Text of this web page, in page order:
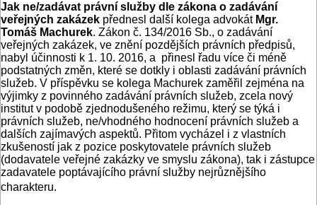
Jak ne/zadávat právní služby dle zákona o zadávání
veřejných zakázek přednesl další kolega advokát Mgr.
Tomáš Machurek. Zákon č. 134/2016 Sb., o zadávání
veřejných zakázek, ve znění pozdějších právních předpisů,
nabyl účinnosti k 1. 10. 2016, a přinesl řadu více či méně
podstatných změn, které se dotkly i oblasti zadávání právních
služeb. V příspěvku se kolega Machurek zaměřil zejména na
výjimky z povinného zadávání právních služeb, zcela nový
institut v podobě zjednodušeného režimu, který se týká i
právních služeb, ne/vhodného hodnocení právních služeb a
dalších zajímavých aspektů. Přitom vycházel i z vlastních
zkušeností jak z pozice poskytovatele právních služeb
(dodavatele veřejné zakázky ve smyslu zákona), tak i zástupce
zadavatele poptávajícího právní služby nejrůznějšího
charakteru.